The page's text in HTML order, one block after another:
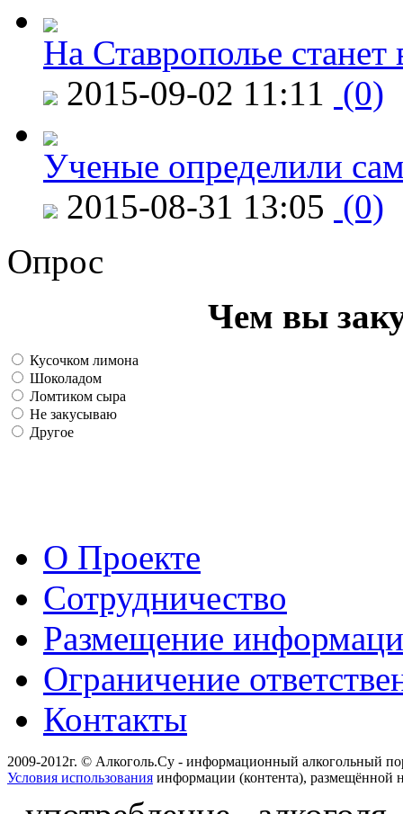
На Ставрополье
2015-09-02 11:11 (0)
Ученые определили
2015-08-31 13:05 (0)
Опрос
Чем вы
Кусочком лимона
Шоколадом
Ломтиком сыра
Не закусываю
Другое
О Проекте
Сотрудничество
Размещение
Ограничение
Контакты
2009-2012г. © Алкоголь.Су - информационный алкогольный
Условия использования информации (контента), размещённой